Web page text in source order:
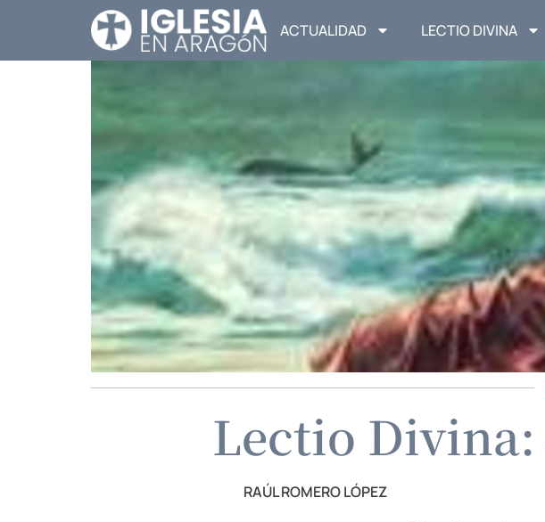
ACTUALIDAD LECTIO DIVINA
Lectio Divina:
RAÚL ROMERO LÓPEZ